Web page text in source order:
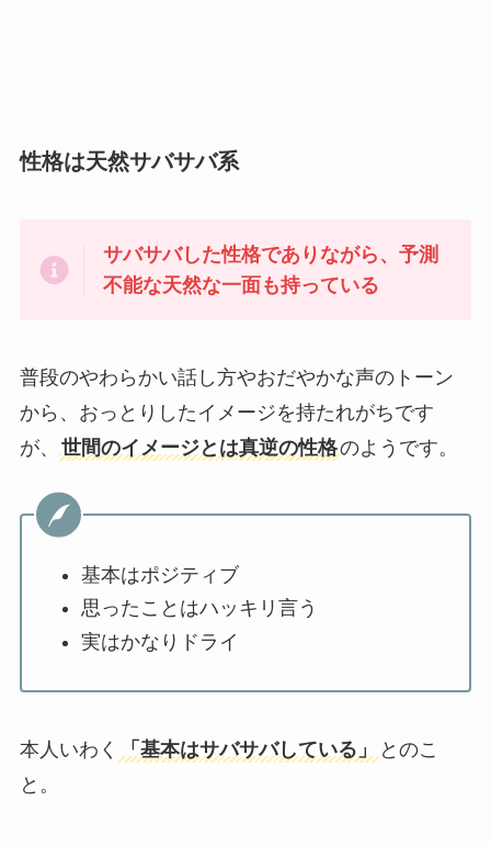
性格は天然サバサバ系
サバサバした性格でありながら、予測
不能な天然な一面も持っている
普段のやわらかい話し方やおだやかな声のトーン
から、おっとりしたイメージを持たれがちです
が、
世間のイメージとは真逆の性格のようです。
基本はポジティブ
思ったことはハッキリ言う
実はかなりドライ
本人いわく 「基本はサバサバしている」
とのこ
と。